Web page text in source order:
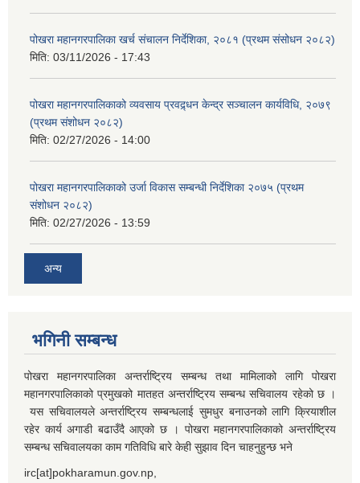
पोखरा महानगरपालिका खर्च संचालन निर्देशिका, २०८१ (प्रथम संसोधन २०८२)
मिति: 03/11/2026 - 17:43
पोखरा महानगरपालिकाको व्यवसाय प्रवद्र्धन केन्द्र सञ्चालन कार्यविधि, २०७९
(प्रथम संशोधन २०८२)
मिति: 02/27/2026 - 14:00
पोखरा महानगरपालिकाको उर्जा विकास सम्बन्धी निर्देशिका २०७५ (प्रथम
संशोधन २०८२)
मिति: 02/27/2026 - 13:59
अन्य
भगिनी सम्बन्ध
पोखरा महानगरपालिका अन्तर्राष्ट्रिय सम्बन्ध तथा मामिलाको लागि पोखरा
महानगरपालिकाको प्रमुखको मातहत अन्तर्राष्ट्रिय सम्बन्ध सचिवालय रहेको छ ।
यस सचिवालयले अन्तर्राष्ट्रिय सम्बन्धलाई सुमधुर बनाउनको लागि क्रियाशील
रहेर कार्य अगाडी बढाउँदै आएको छ । पोखरा महानगरपालिकाको अन्तर्राष्ट्रिय
सम्बन्ध सचिवालयका काम गतिविधि बारे केही सुझाव दिन चाहनुहुन्छ भने
irc[at]pokharamun.gov.np,